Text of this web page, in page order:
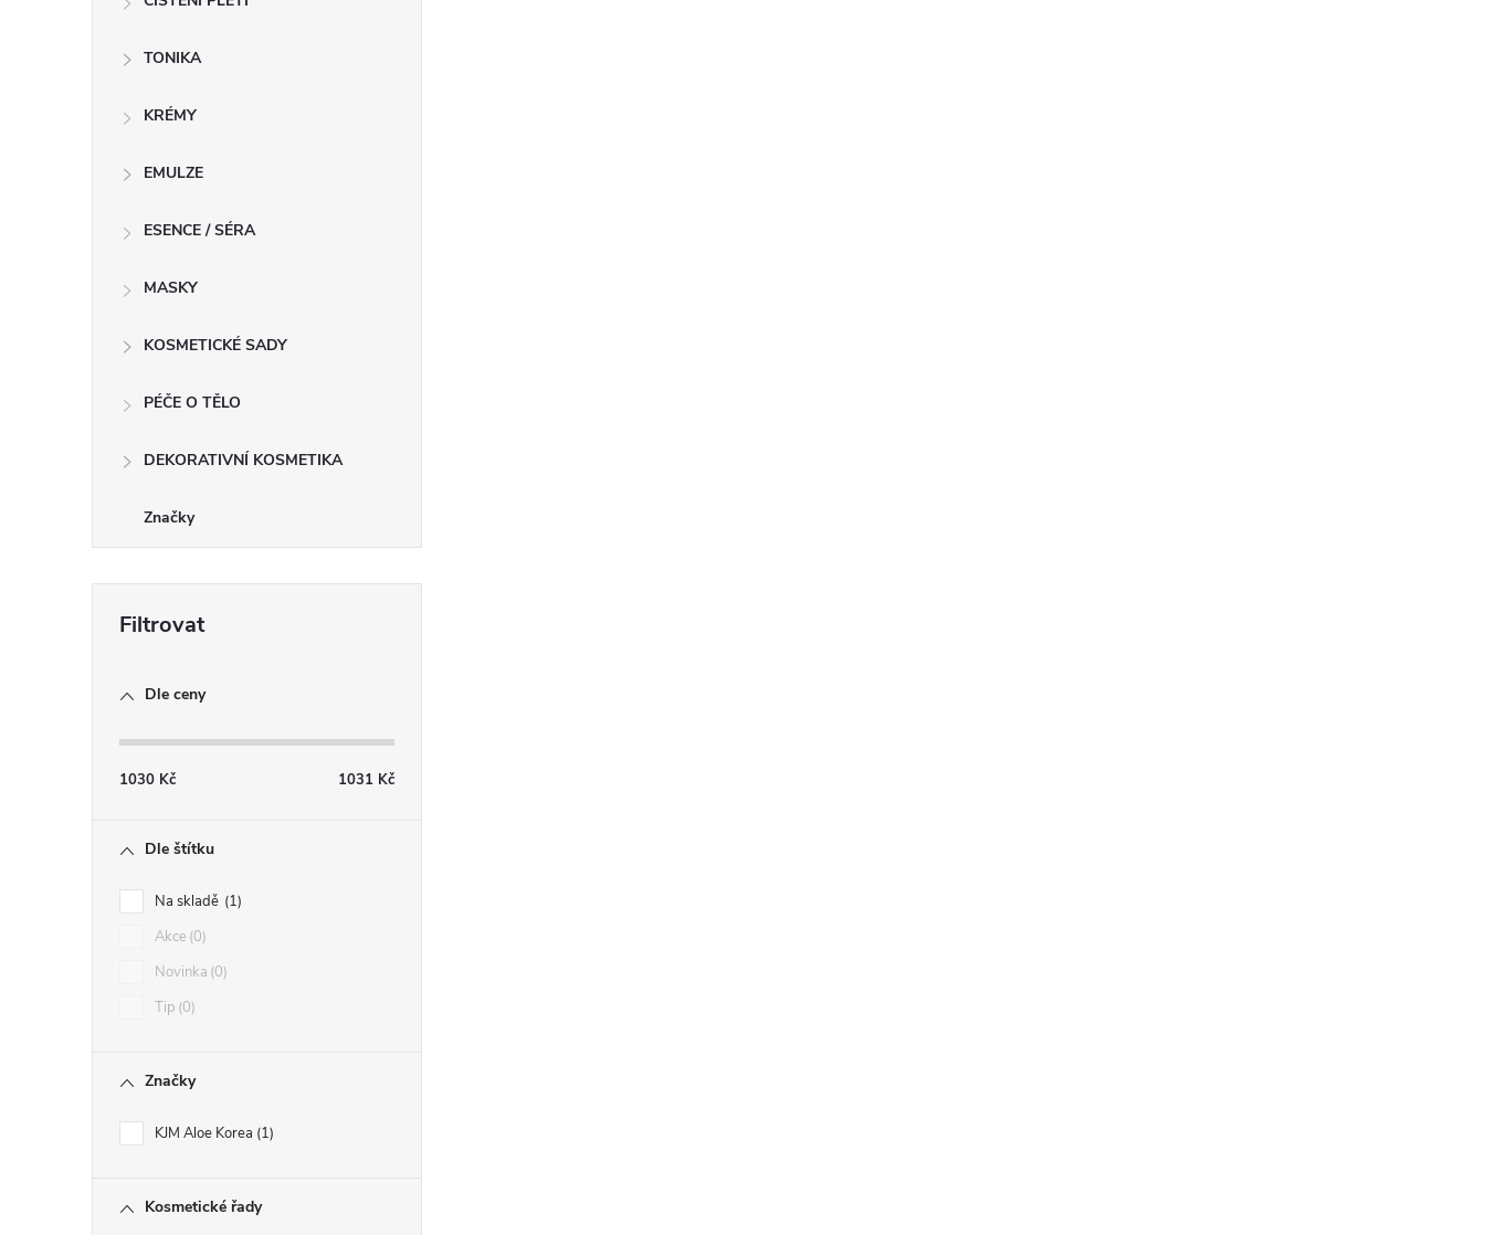
TONIKA
KRÉMY
EMULZE
ESENCE / SÉRA
MASKY
KOSMETICKÉ SADY
PÉČE O TĚLO
DEKORATIVNÍ KOSMETIKA
Značky
Dle ceny
1030 Kč 1031 Kč
Dle štítku
Na skladě 1
Akce 0
Novinka 0
Tip 0
Značky
KJM Aloe Korea 1
Kosmetické řady